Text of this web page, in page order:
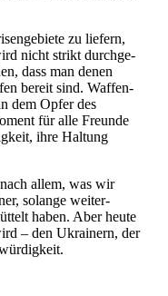
zu liefern,
nicht strikt durch­ge­
dass man denen
bereit sind. Waffen­
dem Opfer des
für alle Freunde
ihre Haltung
allem, was wir
solange weiter­
haben. Aber heute
– den Ukrainern, der